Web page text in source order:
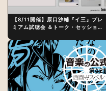
【8/11開催】原口沙輔『イ三』プレ
ミアム試聴会 ＆トーク・セッション
制作秘話